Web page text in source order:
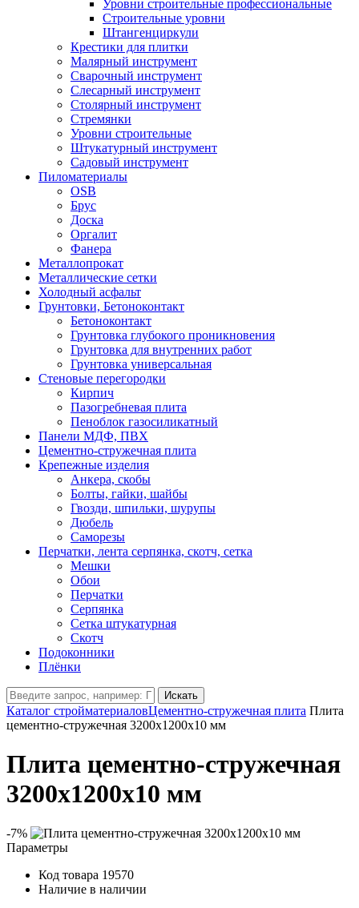
Уровни строительные профессиональные
Строительные уровни
Штангенциркули
Крестики для плитки
Малярный инструмент
Сварочный инструмент
Слесарный инструмент
Столярный инструмент
Стремянки
Уровни строительные
Штукатурный инструмент
Садовый инструмент
Пиломатериалы
OSB
Брус
Доска
Оргалит
Фанера
Металлопрокат
Металлические сетки
Холодный асфальт
Грунтовки, Бетоноконтакт
Бетоноконтакт
Грунтовка глубокого проникновения
Грунтовка для внутренних работ
Грунтовка универсальная
Стеновые перегородки
Кирпич
Пазогребневая плита
Пеноблок газосиликатный
Панели МДФ, ПВХ
Цементно-стружечная плита
Крепежные изделия
Анкера, скобы
Болты, гайки, шайбы
Гвозди, шпильки, шурупы
Дюбель
Саморезы
Перчатки, лента серпянка, скотч, сетка
Мешки
Обои
Перчатки
Серпянка
Сетка штукатурная
Скотч
Подоконники
Плёнки
Искать
Каталог стройматериаловЦементно-стружечная плита Плита
цементно-стружечная 3200х1200х10 мм
Плита цементно-стружечная
3200х1200х10 мм
-7%
Параметры
Код товара 19570
Наличие в наличии